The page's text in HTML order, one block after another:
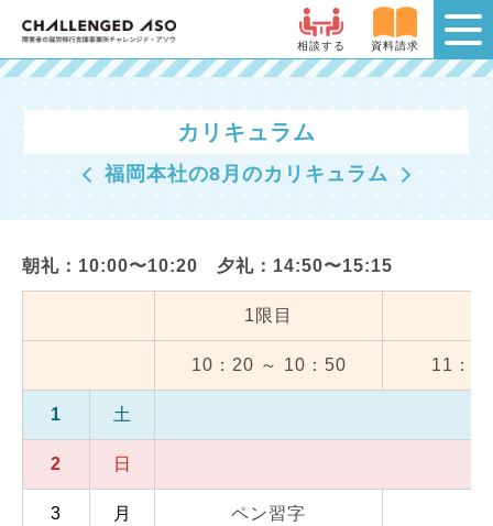
相談する 資料請求
カリキュラム
福岡本社の8月のカリキュラム
朝礼：10:00〜10:20 夕礼：14:50〜15:15
1限目
10：20 ～ 10：50 11：
1 土
2 日
3 月
ペン習字